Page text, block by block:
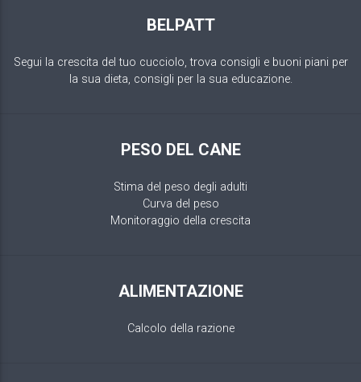
BELPATT
Segui la crescita del tuo cucciolo, trova consigli e buoni piani per
la sua dieta, consigli per la sua educazione.
PESO DEL CANE
Stima del peso degli adulti
Curva del peso
Monitoraggio della crescita
ALIMENTAZIONE
Calcolo della razione